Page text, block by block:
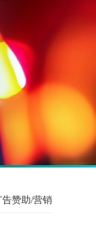
告赞助/营销